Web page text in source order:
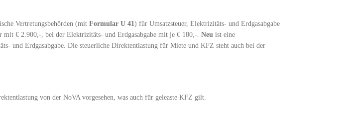
Vertretungsbehörden (mit Formular U 41) für Umsatzsteuer, Elektrizitäts- und Erdgasabgabe
mit € 2.900,-, bei der Elektrizitäts- und Erdgasabgabe mit je € 180,-. Neu ist eine
und Erdgasabgabe. Die steuerliche Direktentlastung für Miete und KFZ steht auch bei der
von der NoVA vorgesehen, was auch für geleaste KFZ gilt.